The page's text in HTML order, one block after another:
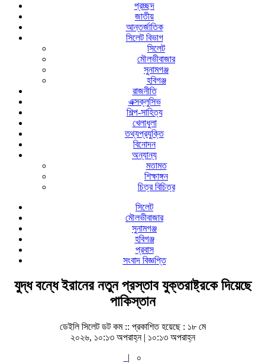
প্রচ্ছদ
জাতীয়
আন্তর্জাতিক
সিলেট বিভাগ
সিলেট
মৌলভীবাজার
সুনামগঞ্জ
হবিগঞ্জ
রাজনীতি
এক্সক্লুসিভ
শিল্প-সাহিত্য
খেলাধুলা
তথ্যপ্রযুক্তি
বিনোদন
অন্যান্য
মতামত
শিক্ষাঙ্গন
চিত্র বিচিত্র
সিলেট
মৌলভীবাজার
সুনামগঞ্জ
হবিগঞ্জ
প্রবাস
সংবাদ বিজ্ঞপ্তি
যুদ্ধ বন্ধে ইরানের নতুন প্রস্তাব যুক্তরাষ্ট্রকে দিয়েছে
পাকিস্তান
ডেইলি সিলেট ডট কম :: প্রকাশিত হয়েছে : ১৮ মে
২০২৬, ১০:১৩ অপরাহ্ন | ১০:১৩ অপরাহ্ন
|
০